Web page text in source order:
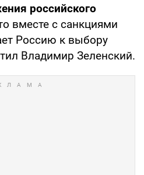
российского
вместе с санкциями
Россию к выбору
Владимир Зеленский.